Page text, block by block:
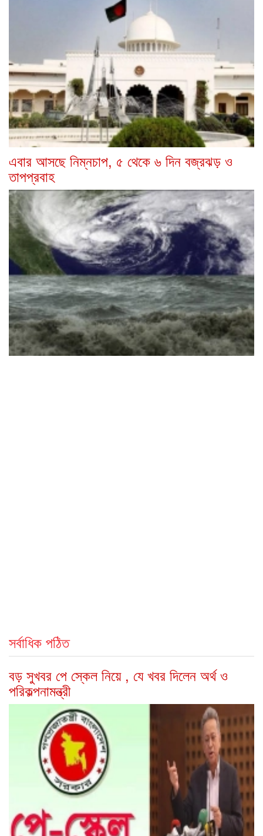
এবার আসছে নিম্নচাপ, ৫ থেকে ৬ দিন বজ্রঝড় ও
তাপপ্রবাহ
সর্বাধিক পঠিত
বড় সুখবর পে স্কেল নিয়ে , যে খবর দিলেন অর্থ ও
পরিকল্পনামন্ত্রী